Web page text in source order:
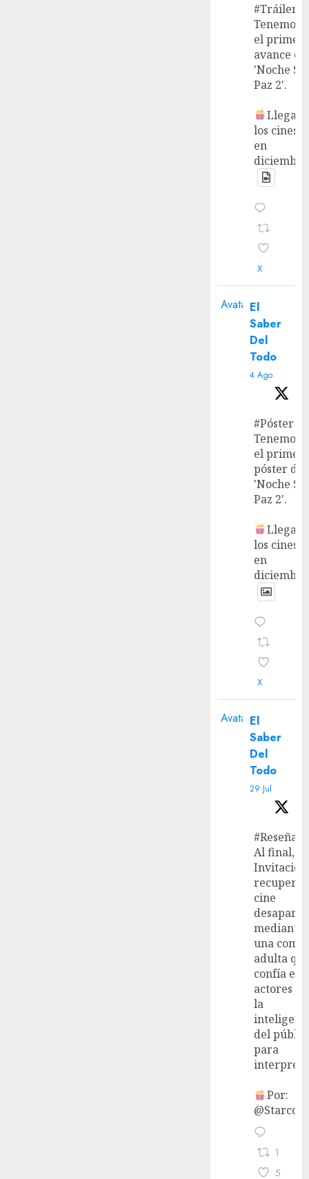
#Tráiler
Tenemos
el primer
avance de
'Noche
Paz 2'.
Llega a
los cines
en
X
Avatar El
Saber
Del
Todo
4 Ago
#Póster
Tenemos
el primer
póster de
'Noche
Paz 2'.
Llega a
los cines
en
X
Avatar El
Saber
Del
Todo
29 Jul
#Reseña
Al final,
recupera
cine
mediante
una
adulta
confía en
actores y
la
del
para
Por:
1
5